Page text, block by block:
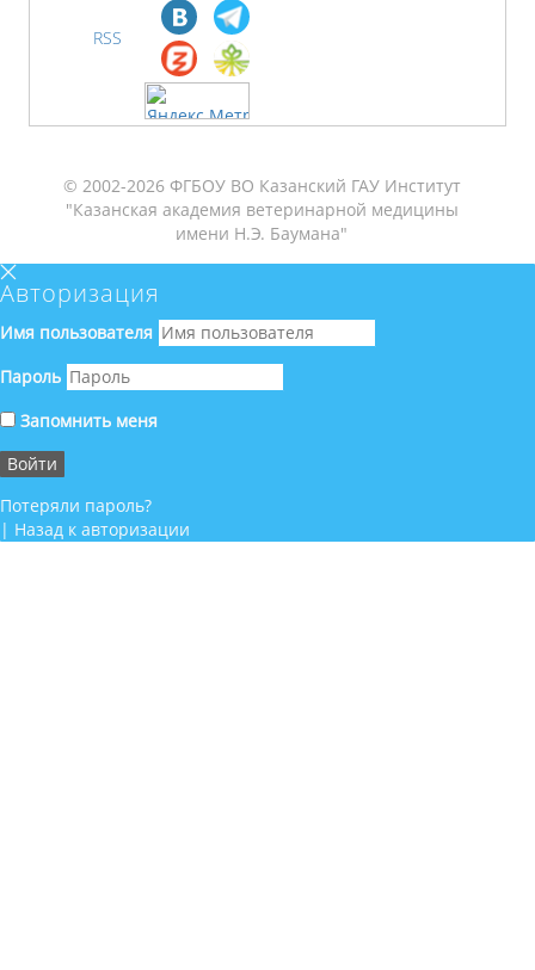
RSS
© 2002-2026 ФГБОУ ВО Казанский ГАУ Институт
"Казанская академия ветеринарной медицины
имени Н.Э. Баумана"
Авторизация
Имя пользователя
Пароль
Запомнить меня
Потеряли пароль?
| Назад к авторизации